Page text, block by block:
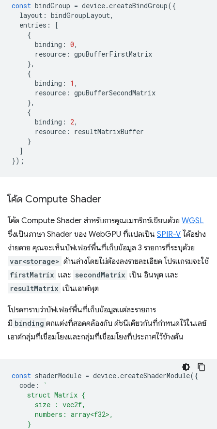
const bindGroup = device.createBindGroup({
layout : bindGroupLayout,
entries :
[
{
binding : 0,
resource : gpuBufferFirstMatrix
},
{
binding : 1 ,
resource : gpuBufferSecondMatrix
},
{
binding : 2,
resource :
resultMatrixBuffer
}
]
});
โค้ด Compute Shader
โค้ด Compute Shader สำหรับการคูณเมทริกซ์เขียนด้วย WGSL
ซึ่งเป็นภาษา Shader ของ WebGPU ที่แปลเป็น SPIR-V ได้อย่าง
ง่ายดาย คุณจะเห็นบัฟเฟอร์พื้นที่เก็บข้อมูล 3 รายการที่ระบุด้วย
var<storage> ด้านล่างโดยไม่ต้องลงรายละเอียด โปรแกรมจะใช้
firstMatrix และ secondMatrix เป็น อินพุต และ
resultMatrix เป็นเอาต์พุต
โปรดทราบว่าบัฟเฟอร์พื้นที่เก็บข้อมูลแต่ละรายการ
มี binding ตกแต่งที่สอดคล้องกับ ดัชนีเดียวกันที่กำหนดไว้ในเลย์
เอาต์กลุ่มที่เชื่อมโยงและกลุ่มที่เชื่อมโยงที่ประกาศไว้ข้างต้น
const shaderModule = device.createShaderModule({
code :
`
    struct Matrix {
      size : vec2f,
      numbers: array<f32>,
    }